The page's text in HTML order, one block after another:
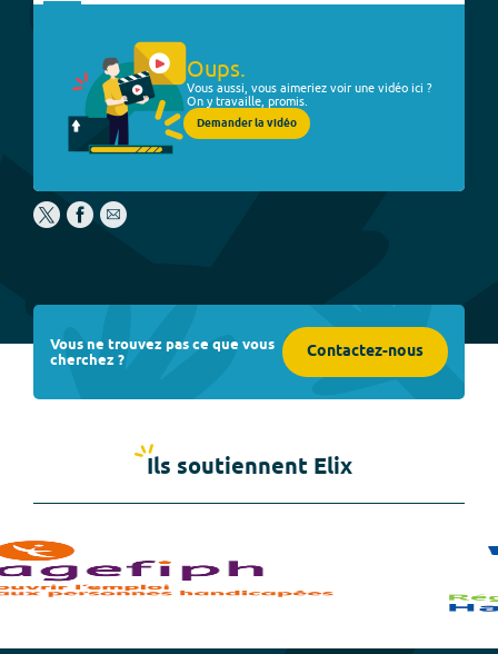
Oups.
Vous aussi, vous aimeriez voir une vidéo ici ?
On y travaille, promis.
Demander la vidéo
Vous ne trouvez pas ce que vous
cherchez ? Contactez-nous
Ils soutiennent Elix